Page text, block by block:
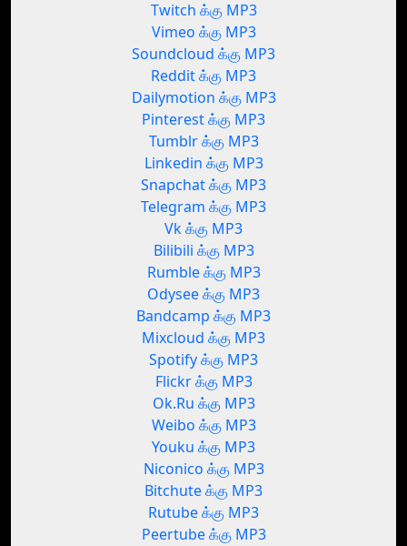
Twitch க்கு MP3
Vimeo க்கு MP3
Soundcloud க்கு MP3
Reddit க்கு MP3
Dailymotion க்கு MP3
Pinterest க்கு MP3
Tumblr க்கு MP3
Linkedin க்கு MP3
Snapchat க்கு MP3
Telegram க்கு MP3
Vk க்கு MP3
Bilibili க்கு MP3
Rumble க்கு MP3
Odysee க்கு MP3
Bandcamp க்கு MP3
Mixcloud க்கு MP3
Spotify க்கு MP3
Flickr க்கு MP3
Ok.Ru க்கு MP3
Weibo க்கு MP3
Youku க்கு MP3
Niconico க்கு MP3
Bitchute க்கு MP3
Rutube க்கு MP3
Peertube க்கு MP3